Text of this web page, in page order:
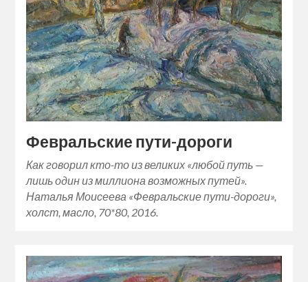
Февральские пути-дороги
Как говорил кто-то из великих «любой путь —
лишь один из миллиона возможных путей».
Наталья Моисеева «Февральские пути-дороги»,
холст, масло, 70*80, 2016.